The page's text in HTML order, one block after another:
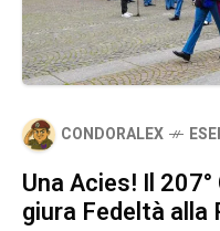
CONDORALEX
Una Acies! Il
giura Fedeltà alla